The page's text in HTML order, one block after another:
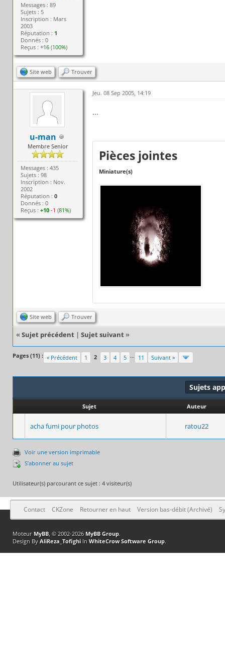
Messages : 89
Sujets : 5
Inscription : Mars
2003
Réputation : 1
Donnés : 0
Reçus :+16 (100%)
Site web Trouver
u-man
Membre Senior
Messages : 435
Sujets : 98
Inscription : Nov.
2002
Réputation :0
Donnés : 0
Reçus :+10 -1 (81%)
Jeu. 08 Sep 2005, 14:19
...
Pièces jointes
Miniature(s)
Site web Trouver
« Sujet précédent | Sujet suivant »
Pages (11) : « Précédent 1 2 3 4 5 … 11 Suivant »
Sujets
Sujet Auteur
acha fumi pour photos ratou22
Voir une version imprimable
S’abonner au sujet
Utilisateur(s) parcourant ce sujet : 4 visiteur(s)
Contact CKZone Retourner en haut Version bas-débit (Archivé)
Moteur MyBB, © 2002-2026 MyBB Group.
Design By AliReza_TofighiIn WhiteCrow Software Group.